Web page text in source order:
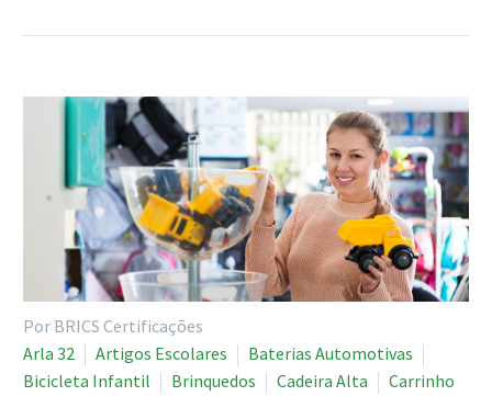
Por BRICS Certificações
Arla 32
Artigos Escolares
Baterias Automotivas
Bicicleta Infantil
Brinquedos Cadeira Alta
Carrinho